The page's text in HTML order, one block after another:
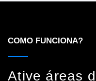
COMO FUNCIONA?
Ative áreas